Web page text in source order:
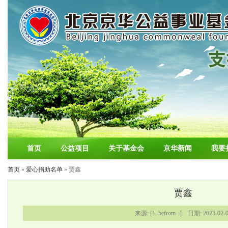
首页 公益项目 关于基金会 京华新闻 我要
首页 » 爱心捐助名单 » 贾鑫
贾鑫
来源: [!--befrom--] 日期: 2023-02-